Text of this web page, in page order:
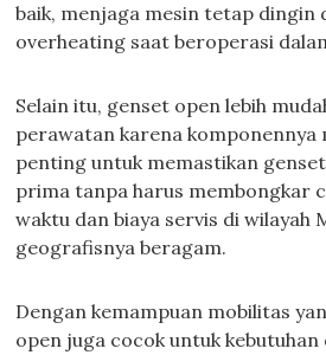
baik, menjaga mesin tetap dingin
overheating saat beroperasi
Selain itu, genset open lebih
perawatan karena komponennya
penting untuk memastikan
prima tanpa harus membongkar
waktu dan biaya servis di wilayah
geografisnya beragam.
Dengan kemampuan mobilitas
open juga cocok untuk